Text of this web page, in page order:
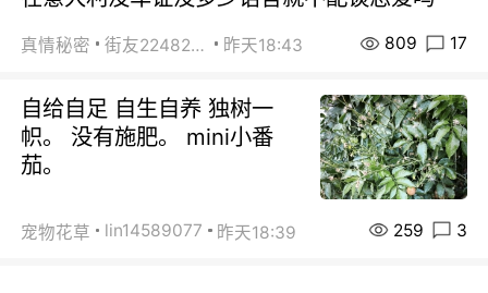
真情秘密 街友22482465 昨天18:43 809 17
自给自足 自生自养 独树一
帜。 没有施肥。 mini小番
茄。
宠物花草 lin14589077 昨天18:39 259 3